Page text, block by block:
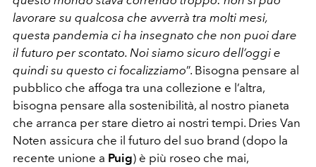
lavorare su qualcosa che avverrà tra molti mesi,
questa pandemia ci ha insegnato che non puoi dare
il futuro per scontato. Noi siamo sicuro dell’oggi e
quindi su questo ci focalizziamo”. Bisogna pensare al
pubblico che affoga tra una collezione e l’altra,
bisogna pensare alla sostenibilità, al nostro pianeta
che arranca per stare dietro ai nostri tempi. Dries Van
Noten assicura che il futuro del suo brand (dopo la
recente unione a Puig) è più roseo che mai,